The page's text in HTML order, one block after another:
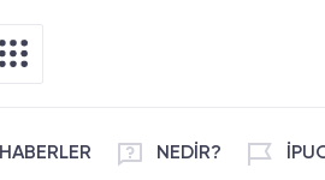
HABERLER NEDİR?